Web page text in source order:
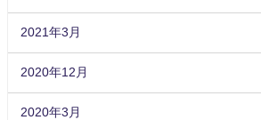
2021年3月
2020年12月
2020年3月